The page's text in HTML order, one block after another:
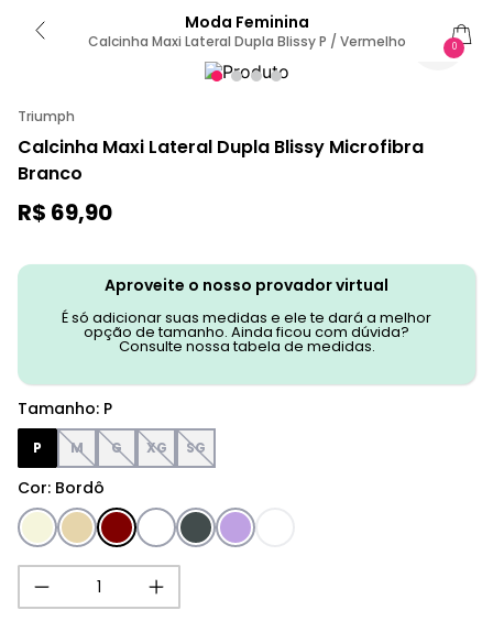
Moda Feminina
Calcinha Maxi Lateral Dupla Blissy P / Vermelho 0
Triumph
Calcinha Maxi Lateral Dupla Blissy Microfibra
Branco
R$ 69,90
Aproveite o nosso provador virtual
É só adicionar suas medidas e ele te dará a melhor
opção de tamanho. Ainda ficou com dúvida?
Consulte nossa tabela de medidas.
Cor: Bordô
Tamanho: P
P M G XG SG